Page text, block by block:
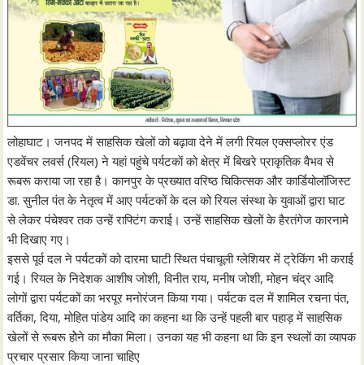
लोहाघाट। जनपद में साहसिक खेलों को बढ़ावा देने में लगी रियल एक्सप्लोरर एंड
एडवेंचर लवर्स (रियल) ने यहां पहुंचे पर्यटकाें को क्षेत्र में बिखरे प्राकृतिक वैभव से
रूबरू कराया जा रहा है। कानपुर के प्रख्यात वरिष्ठ चिकित्सक और कार्डियोलॉजिस्ट
डा. सुनील पंत के नेतृत्व में आए पर्यटकों के दल को रियल संस्था के युवाओं द्वारा घाट
से लेकर पंचेश्वर तक उन्हें राफ्टिंग कराई। उन्हें साहसिक खेलों के हैरतंगेज कारनामे
भी दिखाए गए।
इससे पूर्व दल ने पर्यटकों को दारमा घाटी स्थित पंचाचूली ग्लेशियर में ट्रेकिंग भी कराई
गई। रियल के निदेशक आशीष जोशी, विनीत राय, मनीष जोशी, मोहन चंद्र आदि
लोगों द्वारा पर्यटकों का भरपूर मनोरंजन किया गया। पर्यटक दल में शामिल रचना पंत,
वर्तिका, दिया, मोहित पांडेय आदि का कहना था कि उन्हें पहली बार पहाड़ में साहसिक
खेलों से रूबरू होेने का मौका मिला। उनका यह भी कहना था कि इन स्थलों का व्यापक
प्रचार प्रसार किया जाना चाहिए